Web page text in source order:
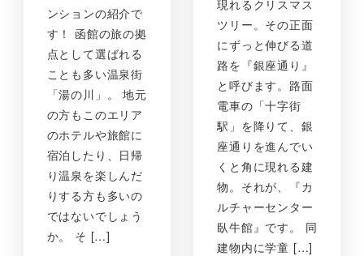
ンションの紹介で
す！ 函館の旅の拠
点として選ばれる
ことも多い温泉街
「湯の川」。 地元
の方もこのエリア
のホテルや旅館に
宿泊したり、日帰
り温泉を楽しんだ
りする方も多いの
ではないでしょう
か。 そ […]
現れるクリスマス
ツリー。その正面
にずっと伸びる道
路を『銀座通り』
と呼びます。路面
電車の「十字街
駅」を降りて、銀
座通りを進んでい
くと角に現れる建
物。それが、『カ
ルチャーセンター
臥牛館』です。 同
建物内に学童 […]